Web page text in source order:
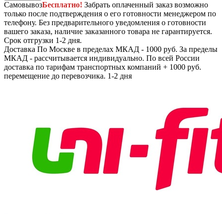
СамовывозБесплатно! Забрать оплаченный заказ возможно
только после подтверждения о его готовности менеджером по
телефону. Без предварительного уведомления о готовности
вашего заказа, наличие заказанного товара не гарантируется.
Срок отгрузки 1-2 дня.
Доставка По Москве в пределах МКАД - 1000 руб. За пределы
МКАД - рассчитывается индивидуально. По всей России
доставка по тарифам транспортных компаний + 1000 руб.
перемещение до перевозчика. 1-2 дня